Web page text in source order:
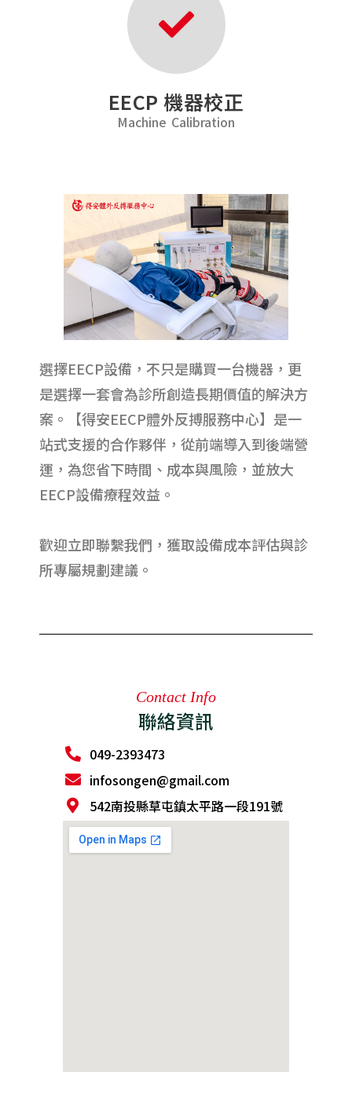
EECP 機器校正
Machine Calibration
選擇EECP設備，不只是購買一台機器，更
是選擇一套會為診所創造長期價值的解決方
案。【得安EECP體外反搏服務中心】是一
站式支援的合作夥伴，從前端導入到後端營
運，為您省下時間、成本與風險，並放大
EECP設備療程效益。
歡迎立即聯繫我們，獲取設備成本評估與診
所專屬規劃建議。
Contact Info
聯絡資訊
049-2393473
infosongen@gmail.com
542南投縣草屯鎮太平路一段191號